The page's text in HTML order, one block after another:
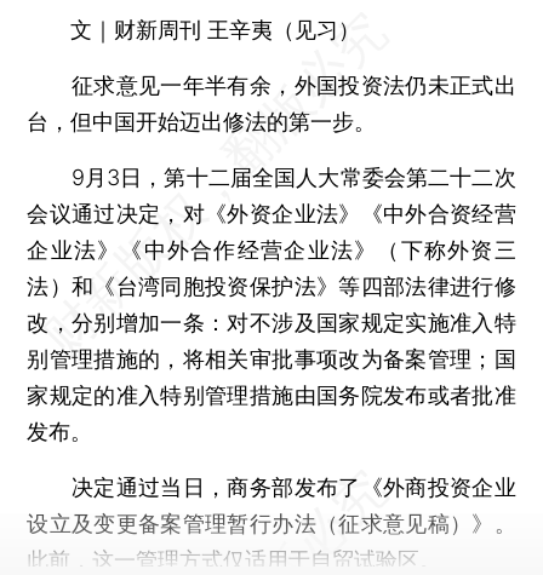
文｜财新周刊 王辛夷（见习）
征求意见一年半有余，外国投资法仍未正式出
台，但中国开始迈出修法的第一步。
9月3日，第十二届全国人大常委会第二十二次
会议通过决定，对《外资企业法》《中外合资经营
企业法》《中外合作经营企业法》（下称外资三
法）和《台湾同胞投资保护法》等四部法律进行修
改，分别增加一条：对不涉及国家规定实施准入特
别管理措施的，将相关审批事项改为备案管理；国
家规定的准入特别管理措施由国务院发布或者批准
发布。
决定通过当日，商务部发布了《外商投资企业
设立及变更备案管理暂行办法（征求意见稿）》。
此前，这一管理方式仅适用于自贸试验区。